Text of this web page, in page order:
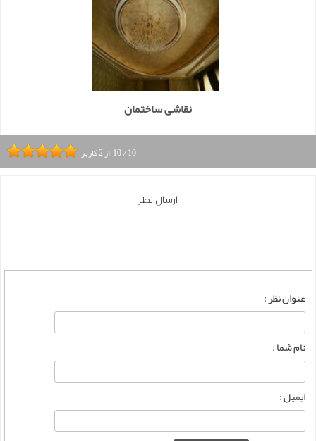
نقاشی ساختمان
10/10 از2کاربر
ارسال نظر
عنوان نظر :
نام شما :
ایمیل :